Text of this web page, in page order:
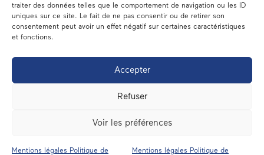
traiter des données telles que le comportement de navigation ou les ID
uniques sur ce site. Le fait de ne pas consentir ou de retirer son
consentement peut avoir un effet négatif sur certaines caractéristiques
et fonctions.
Accepter
Refuser
Voir les préférences
Mentions légales Politique de Mentions légales Politique de
Votre député
Dans les médias
En circonscription
A l’assemblée
Contact